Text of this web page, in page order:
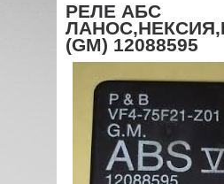
РЕЛЕ АБС
(GM) 12088595